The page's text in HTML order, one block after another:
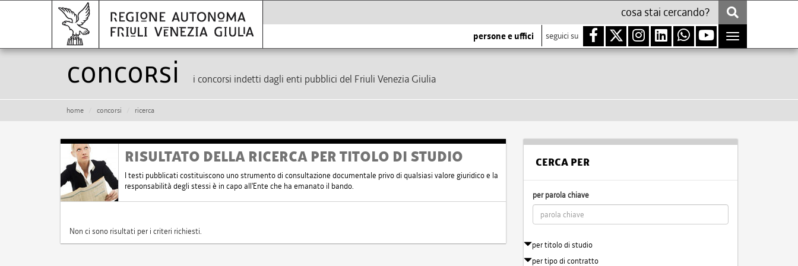
persone e uffici seguici su
Toggle
navigation
Concorsi i concorsi indetti dagli enti pubblici del Friuli Venezia Giulia
home concorsi ricerca
RISULTATO DELLA RICERCA PER TITOLO DI STUDIO
I testi pubblicati costituiscono uno strumento di consultazione documentale privo di qualsiasi valore giuridico e la
responsabilità degli stessi è in capo all'Ente che ha emanato il bando.
Non ci sono risultati per i criteri richiesti.
CERCA PER
per parola chiave
per titolo di studio
per tipo di contratto